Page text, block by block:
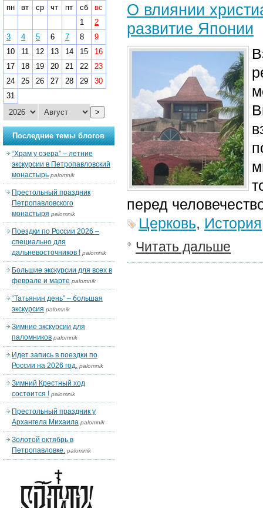
О влиянии
развитие Японии
перед
Церковь, История
Читать дальше
пн
вт ср чт пт сб
вс
1
2
3
4 5 6 7 8
9
10
11 12 13 14 15
16
17
18 19 20 21 22
23
24
25 26 27 28 29
30
31
>
Последние темы блогов
“Храм у озера” – летние
экскурсии в Петропавловский
монастырь palomnik
Престольный праздник
Петропавловского
монастыря palomnik
Поездки по России 2026 –
специально для
дальневосточников ! palomnik
Большие экскурсии для всех в
феврале и марте palomnik
“Татьянин день” – большая
экскурсия palomnik
Зимние экскурсии для
паломников palomnik
Идет запись в поездки по
России на 2026 год. palomnik
Зимний Крестный ход
состоится ! palomnik
Престольный праздник у
Архангела Михаила palomnik
Золотой октябрь в
Петропавловке. palomnik